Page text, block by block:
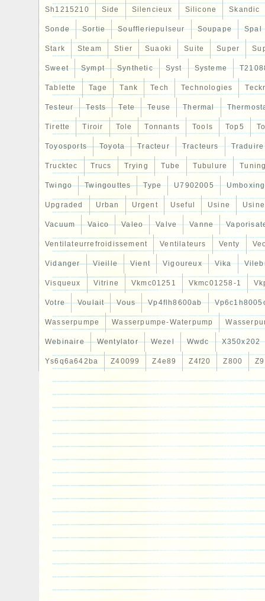
Sh1215210 Side Silencieux Silicone Skandic
Sonde Sortie Souffleriepulseur Soupape Spal
Stark Steam Stier Suaoki Suite Super
Sweet Sympt Synthetic Syst Systeme
Tablette Tage Tank Tech Technologies
Testeur Tests Tete Teuse Thermal
Tirette Tiroir Tole Tonnants Tools Top5
Toyosports Toyota Tracteur Tracteurs Traduire
Trucktec Trucs Trying Tube Tubulure
Twingo Twingouttes Type U7902005 Umboxing
Upgraded Urban Urgent Useful Usine
Vacuum Vaico Valeo Valve Vanne
Ventilateurrefroidissement Ventilateurs Venty
Vidanger Vieille Vient Vigoureux Vika
Visqueux Vitrine Vkmc01251 Vkmc01258-1
Votre Voulait Vous Vp4flh8600ab
Wasserpumpe Wasserpumpe-Waterpump
Webinaire Wentylator Wezel Wwdc X350x202
Ys6q6a642ba Z40099 Z4e89 Z4f20 Z800